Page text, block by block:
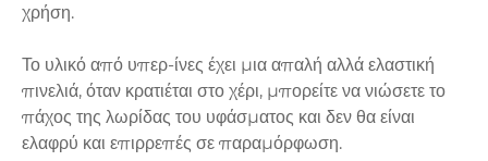
χρήση.
Το υλικό από υπερ-ίνες έχει μια απαλή αλλά ελαστική
πινελιά, όταν κρατιέται στο χέρι, μπορείτε να νιώσετε το
πάχος της λωρίδας του υφάσματος και δεν θα είναι
ελαφρύ και επιρρεπές σε παραμόρφωση.